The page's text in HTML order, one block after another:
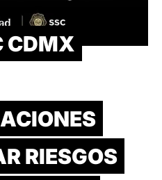
CDMX
RIESGOS